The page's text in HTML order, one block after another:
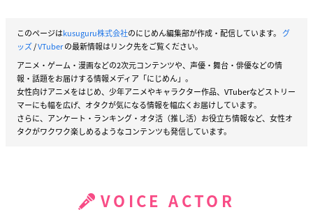
このページはkusuguru株式会社のにじめん編集部が作成・配信しています。 グ
ッズ/VTuberの最新情報はリンク先をご覧ください。
アニメ・ゲーム・漫画などの2次元コンテンツや、声優・舞台・俳優などの情
報・話題をお届けする情報メディア「にじめん」。
女性向けアニメをはじめ、少年アニメやキャラクター作品、VTuberなどストリー
マーにも幅を広げ、オタクが気になる情報を幅広くお届けしています。
さらに、アンケート・ランキング・オタ活（推し活）お役立ち情報など、女性オ
タクがワクワク楽しめるようなコンテンツも発信しています。
VOICE ACTOR